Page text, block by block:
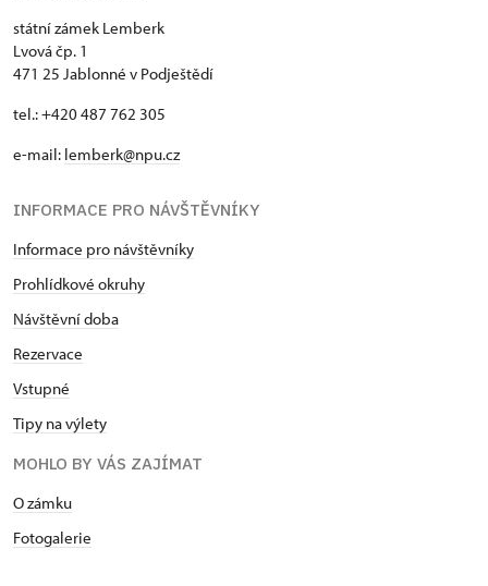
státní zámek Lemberk
Lvová čp. 1
471 25 Jablonné v Podještědí
tel.: +420 487 762 305
e-mail: lemberk@npu.cz
INFORMACE PRO NÁVŠTĚVNÍKY
Informace pro návštěvníky
Prohlídkové okruhy
Návštěvní doba
Rezervace
Vstupné
Tipy na výlety
MOHLO BY VÁS ZAJÍMAT
O zámku
Fotogalerie